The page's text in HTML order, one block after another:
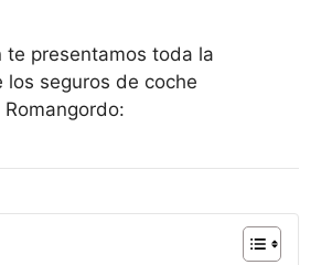
te presentamos toda la
los seguros de coche